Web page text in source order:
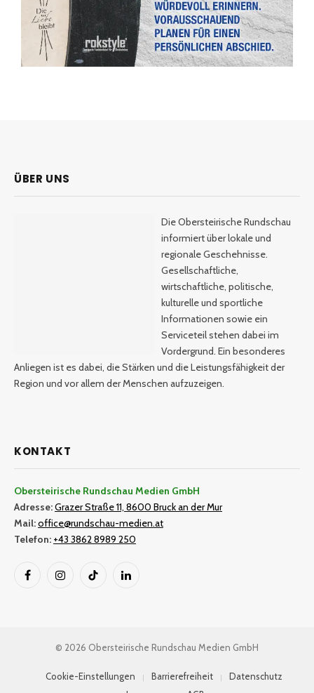
ÜBER UNS
Die Obersteirische Rundschau
informiert über lokale und
regionale Geschehnisse.
Gesellschaftliche,
wirtschaftliche, politische,
kulturelle und sportliche
Informationen sowie ein
Serviceteil stehen dabei im
Vordergrund. Ein besonderes
Anliegen ist es dabei, die Stärken und die Leistungsfähigkeit der
Region und vor allem der Menschen aufzuzeigen.
KONTAKT
Obersteirische Rundschau Medien GmbH
Adresse:Grazer Straße 11, 8600 Bruck an der Mur
Mail:office@rundschau-medien.at
Telefon: +43 3862 8989 250
FacebookInstagramTikTok LinkedIn
© 2026 Obersteirische Rundschau Medien GmbH
Cookie-Einstellungen Barrierefreiheit
Datenschutz